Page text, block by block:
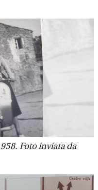
Foto inviata da